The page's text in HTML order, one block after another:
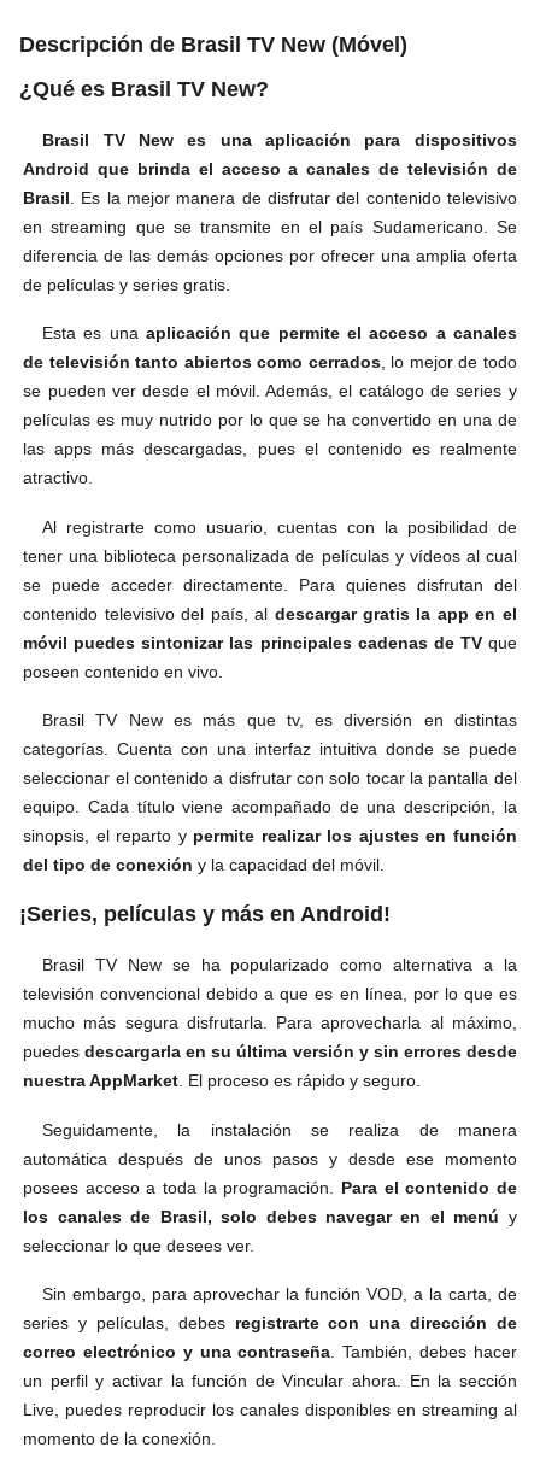
Descripción de Brasil TV New (Móvel)
¿Qué es Brasil TV New?
Brasil TV New es una aplicación para dispositivos
Android que brinda el acceso a canales de televisión de
Brasil . Es la mejor manera de disfrutar del contenido televisivo
en streaming que se transmite en el país Sudamericano. Se
diferencia de las demás opciones por ofrecer una amplia oferta
de películas y series gratis.
Esta es unaaplicación que permite el acceso a canales
de televisión tanto abiertos como cerrados, lo mejor de todo
se pueden ver desde el móvil. Además, el catálogo de series y
películas es muy nutrido por lo que se ha convertido en una de
las apps más descargadas, pues el contenido es realmente
atractivo.
Al registrarte como usuario, cuentas con la posibilidad de
tener una biblioteca personalizada de películas y vídeos al cual
se puede acceder directamente. Para quienes disfrutan del
contenido televisivo del país, al descargar gratis la app en el
móvil puedes sintonizar las principales cadenas de TVque
poseen contenido en vivo.
Brasil TV New es más que tv, es diversión en distintas
categorías. Cuenta con una interfaz intuitiva donde se puede
seleccionar el contenido a disfrutar con solo tocar la pantalla del
equipo. Cada título viene acompañado de una descripción, la
sinopsis, el reparto y permite realizar los ajustes en función
del tipo de conexióny la capacidad del móvil.
¡Series, películas y más en Android!
Brasil TV New se ha popularizado como alternativa a la
televisión convencional debido a que es en línea, por lo que es
mucho más segura disfrutarla. Para aprovecharla al máximo,
puedesdescargarla en su última versión y sin errores desde
nuestra AppMarket. El proceso es rápido y seguro.
Seguidamente, la instalación se realiza de manera
automática después de unos pasos y desde ese momento
posees acceso a toda la programación. Para el contenido de
los canales de Brasil, solo debes navegar en el menú y
seleccionar lo que desees ver.
Sin embargo, para aprovechar la función VOD, a la carta, de
series y películas, debes registrarte con una dirección de
correo electrónico y una contraseña . También, debes hacer
un perfil y activar la función de Vincular ahora. En la sección
Live, puedes reproducir los canales disponibles en streaming al
momento de la conexión.